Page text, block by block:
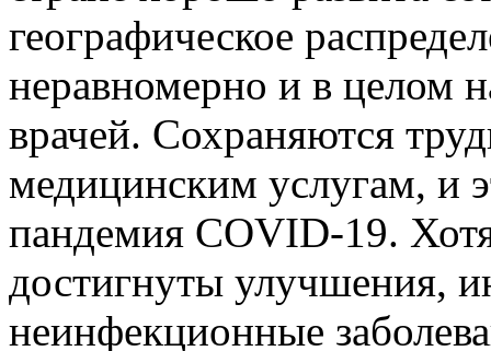
географическое
неравномерно и в целом
врачей. Сохраняются
медицинским услугам, и
пандемия COVID-19.
достигнуты улучшения,
неинфекционные